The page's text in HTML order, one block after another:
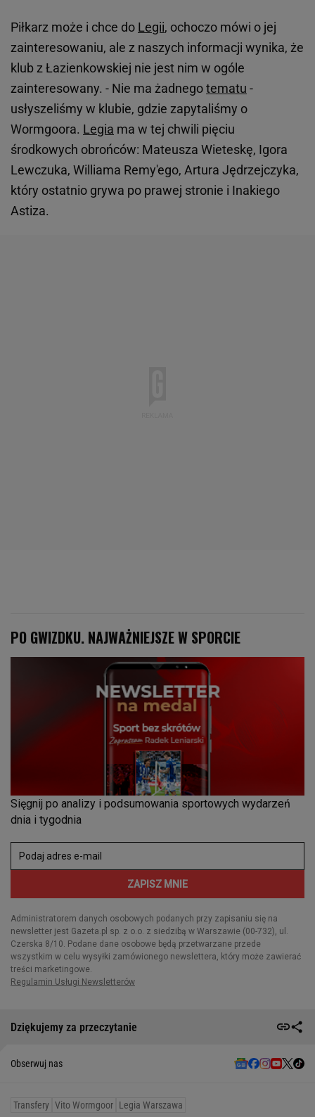
Piłkarz może i chce do Legii, ochoczo mówi o jej
zainteresowaniu, ale z naszych informacji wynika, że
klub z Łazienkowskiej nie jest nim w ogóle
zainteresowany. - Nie ma żadnegotematu -
usłyszeliśmy w klubie, gdzie zapytaliśmy o
Wormgoora. Legia ma w tej chwili pięciu
środkowych obrońców: Mateusza Wieteskę, Igora
Lewczuka, Williama Remy'ego, Artura Jędrzejczyka,
który ostatnio grywa po prawej stronie i Inakiego
Astiza.
Dziękujemy za przeczytanie
Obserwuj nas
Transfery Vito Wormgoor Legia Warszawa